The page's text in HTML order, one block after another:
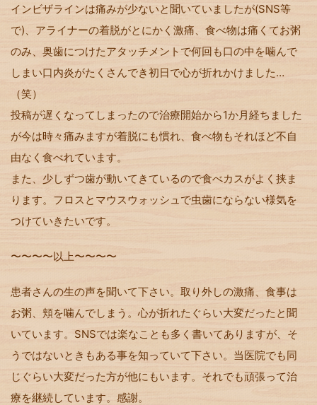
インビザラインは痛みが少ないと聞いていましたが(SNS等
で)、アライナーの着脱がとにかく激痛、食べ物は痛くてお粥
のみ、奥歯につけたアタッチメントで何回も口の中を噛んで
しまい口内炎がたくさんでき初日で心が折れかけました…
（笑）
投稿が遅くなってしまったので治療開始から1か月経ちました
が今は時々痛みますが着脱にも慣れ、食べ物もそれほど不自
由なく食べれています。
また、少しずつ歯が動いてきているので食べカスがよく挟ま
ります。フロスとマウスウォッシュで虫歯にならない様気を
つけていきたいです。
〜〜〜〜以上〜〜〜〜
患者さんの生の声を聞いて下さい。取り外しの激痛、食事は
お粥、頬を噛んでしまう。心が折れたぐらい大変だったと聞
いています。SNSでは楽なことも多く書いてありますが、そ
うではないときもある事を知っていて下さい。当医院でも同
じぐらい大変だった方が他にもいます。それでも頑張って治
療を継続しています。感謝。